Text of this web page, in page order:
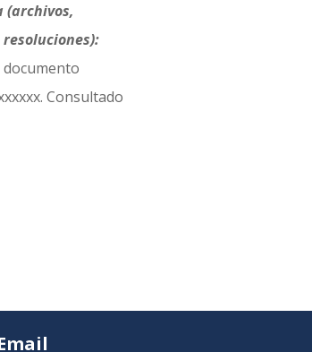
(archivos,
documento
Consultado